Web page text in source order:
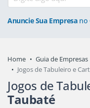
Anuncie Sua Empresano
Home
Guia de Empresas
Jogos de Tabuleiro e
Jogos de
Taubaté